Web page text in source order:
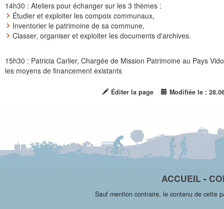
14h30 : Ateliers pour échanger sur les 3 thèmes :
Étudier et exploiter les compoix communaux,
Inventorier le patrimoine de sa commune,
Classer, organiser et exploiter les documents d'archives.
15h30 : Patricia Carlier, Chargée de Mission Patrimoine au Pays
les moyens de financement existants
Éditer la page Modifiée le :
ACCUEIL -
Sauf mention contraire, le contenu de cette